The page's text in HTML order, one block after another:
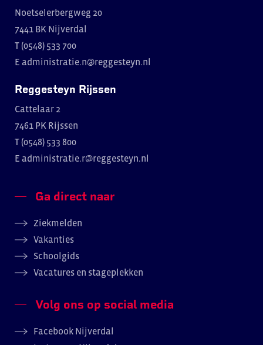
Noetselerbergweg 20
7441 BK Nijverdal
T (0548) 533 700
E administratie.n@reggesteyn.nl
Reggesteyn Rijssen
Cattelaar 2
7461 PK Rijssen
T (0548) 533 800
E administratie.r@reggesteyn.nl
Ga direct naar
Ziekmelden
Vakanties
Schoolgids
Vacatures en stageplekken
Volg ons op social media
Facebook Nijverdal